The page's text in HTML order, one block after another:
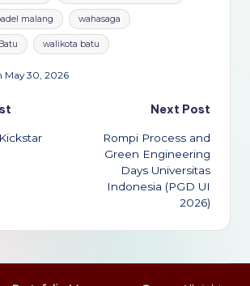
malang wahasaga
walikota batu
May 30, 2026
Next Post
Rompi Process and
Green Engineering
Days Universitas
Indonesia (PGD UI
2026)